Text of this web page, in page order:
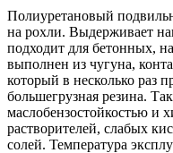
Полиуретановый
на рохли. Выдерживает
подходит для бетонных,
выполнен из чугуна,
который в несколько раз
большегрузная резина.
маслобензостойкостью и
растворителей, слабых
солей. Температура